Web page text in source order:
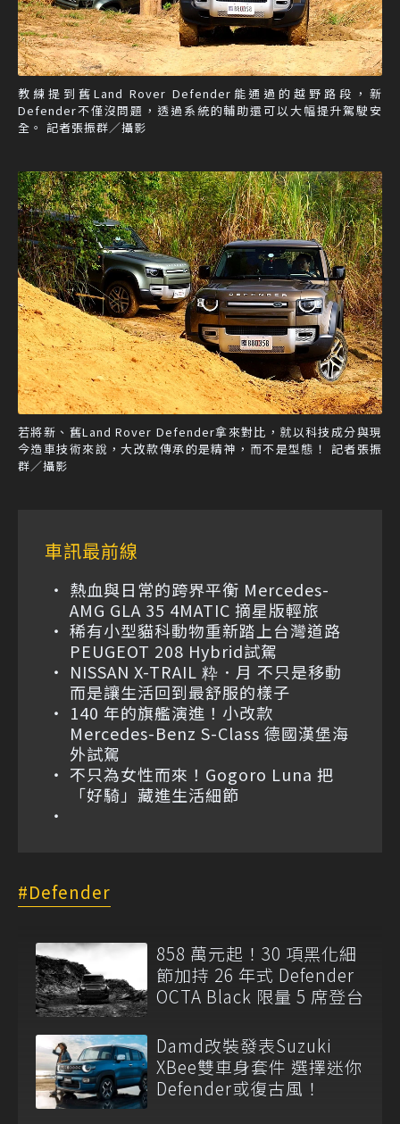
教練提到舊Land Rover Defender能通過的越野路段，新
Defender不僅沒問題，透過系統的輔助還可以大幅提升駕駛安
全。 記者張振群／攝影
若將新、舊Land Rover Defender拿來對比，就以科技成分與現
今造車技術來說，大改款傳承的是精神，而不是型態！ 記者張振
群／攝影
車訊最前線
熱血與日常的跨界平衡 Mercedes-
AMG GLA 35 4MATIC 摘星版輕旅
稀有小型貓科動物重新踏上台灣道路
PEUGEOT 208 Hybrid試駕
NISSAN X-TRAIL 粋．月 不只是移動
而是讓生活回到最舒服的樣子
140 年的旗艦演進！小改款
Mercedes-Benz S-Class 德國漢堡海
外試駕
不只為女性而來！Gogoro Luna 把
「好騎」藏進生活細節
Defender
858 萬元起！30 項黑化細
節加持 26 年式 Defender
OCTA Black 限量 5 席登台
Damd改裝發表Suzuki
XBee雙車身套件 選擇迷你
Defender或復古風！